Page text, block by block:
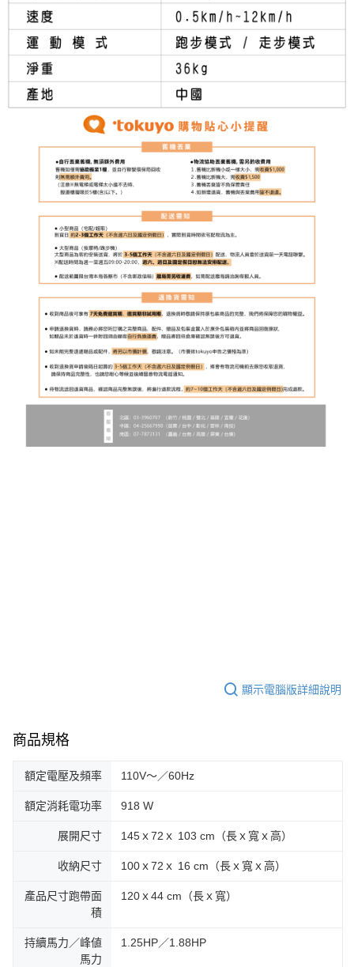
顯示電腦版詳細說明
商品規格
額定電壓及頻率 110V～／60Hz
額定消耗電功率 918 W
展開尺寸 145ｘ72ｘ 103 cm（長ｘ寬ｘ高）
收納尺寸 100ｘ72ｘ 16 cm（長ｘ寬ｘ高）
產品尺寸跑帶面
積
120ｘ44 cm（長ｘ寬）
持續馬力／峰値
馬力
1.25HP／1.88HP